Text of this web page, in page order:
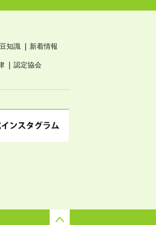
知識 新着情報
認定協会